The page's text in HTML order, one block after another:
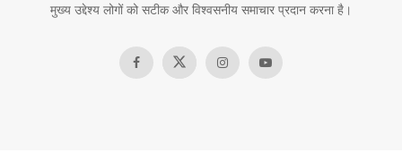
मुख्य उद्देश्य लोगों को सटीक और विश्वसनीय समाचार प्रदान करना है।